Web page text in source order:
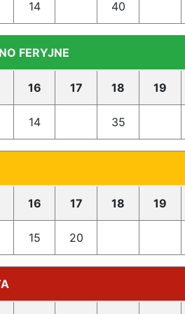
14 40
FERYJNE
16 17 18 19
14 35
16 17 18 19
15 20